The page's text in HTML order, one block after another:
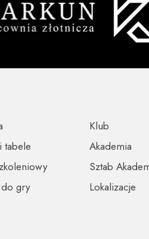
tabele
Lokalizacje
Sztab
do gry
Akademia
Klub